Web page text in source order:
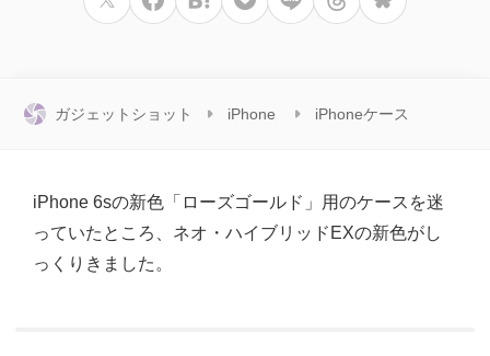
ガジェットショット iPhone iPhoneケース
iPhone 6sの新色「ローズゴールド」用のケースを迷
っていたところ、ネオ・ハイブリッドEXの新色がし
っくりきました。